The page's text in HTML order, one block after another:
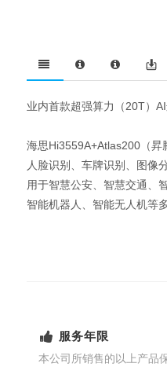
业内首款超强算力（20T）
海思Hi3559A+Atlas200（昇
人脸识别、车牌识别、图像
用于智慧公安、智慧交通、
智能机器人、智能无人机等
服务年限
本公司所销售的以上产品